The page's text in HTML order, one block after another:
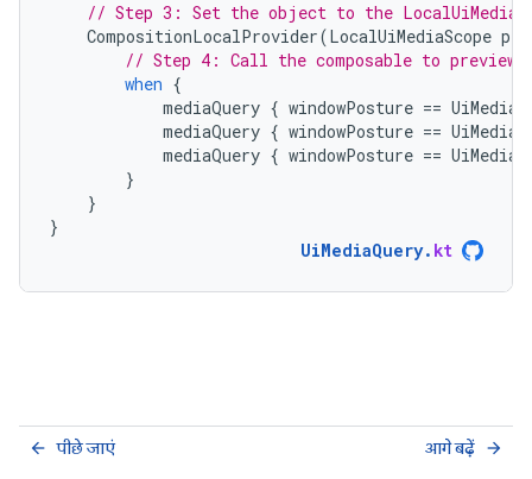
// Step 3: Set the object to the
CompositionLocalProvider(LocalUiMediaScope
// Step 4: Call the composable to preview.
when {
mediaQuery { windowPosture ==
mediaQuery { windowPosture ==
mediaQuery { windowPosture ==
}
}
}
UiMediaQuery. kt
पीछे जाएं
arrow_back आगे बढ़ें arrow_forward